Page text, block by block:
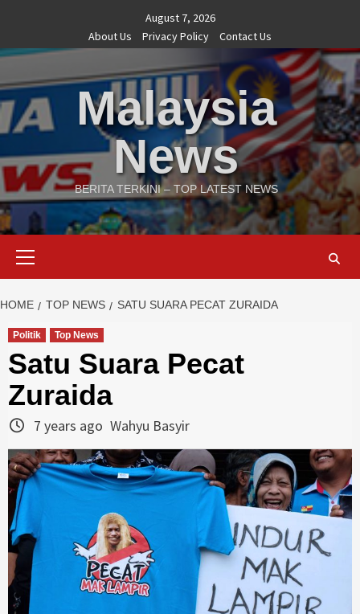
content
August 7, 2026
About Us
Privacy Policy Contact Us
Malaysia
News
BERITA TERKINI – TOP LATEST NEWS
HOME TOP NEWS SATU SUARA PECAT ZURAIDA
Politik Top News
Satu Suara Pecat
Zuraida
7 years ago Wahyu Basyir